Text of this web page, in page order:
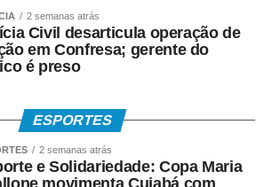
2 semanas atrás
Civil desarticula operação de
em Confresa; gerente do
é preso
ESPORTES
2 semanas atrás
e Solidariedade: Copa Maria